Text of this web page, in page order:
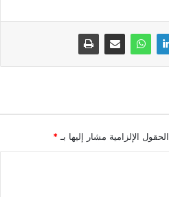
الحقول الإلزامية مشار إليها بـ *